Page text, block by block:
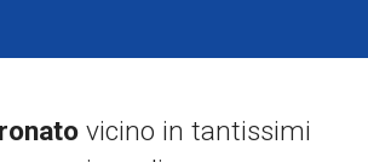
vicino in tantissimi